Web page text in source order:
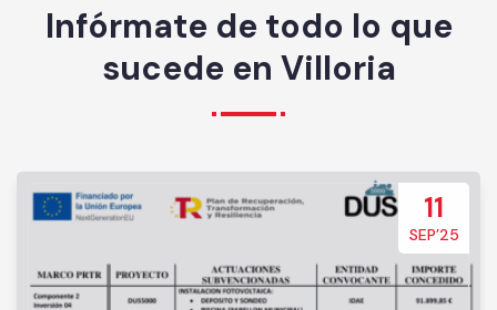
Infórmate de todo lo que
sucede en Villoria
11
SEP’25